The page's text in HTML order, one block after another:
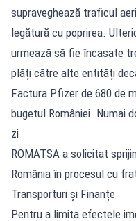
supraveghează traficul
legătură cu poprirea.
urmează să fie încasate
plăți către alte entități
Factura Pfizer de 680 de
bugetul României. Numai
zi
ROMATSA a solicitat
România în procesul cu
Transporturi și Finanțe
Pentru a limita efectele